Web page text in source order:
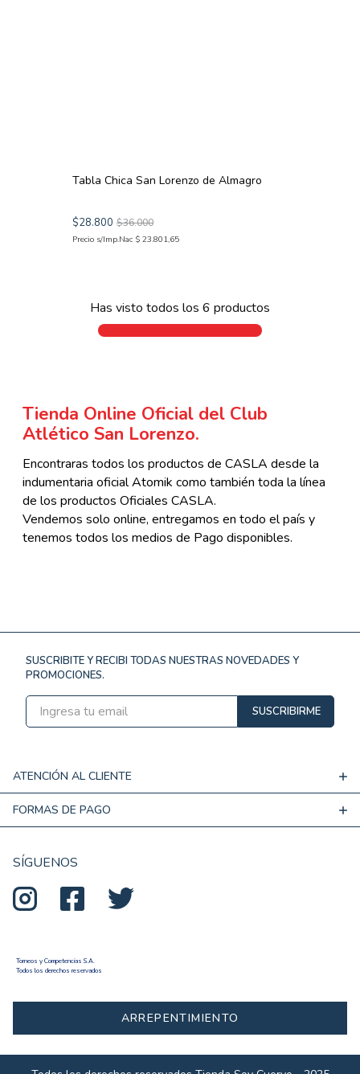
Tabla Chica San Lorenzo de Almagro
$36.000
$28.800
Precio s/Imp.Nac $ 23.801,65
Has visto todos los 6 productos
Tienda Online Oficial del Club
Atlético San Lorenzo.
Encontraras todos los productos de CASLA desde la
indumentaria oficial Atomik como también toda la línea
de los productos Oficiales CASLA.
Vendemos solo online, entregamos en todo el país y
tenemos todos los medios de Pago disponibles.
SUSCRIBITE Y RECIBI TODAS NUESTRAS NOVEDADES Y
PROMOCIONES.
SUSCRIBIRME
ATENCIÓN AL CLIENTE
FORMAS DE PAGO
SÍGUENOS
Torneos y Competencias S.A.
Todos los derechos reservados
ARREPENTIMIENTO